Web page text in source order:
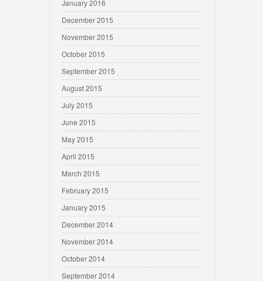
January 2016
December 2015
November 2015
October 2015
September 2015
August 2015
July 2015
June 2015
May 2015
April 2015
March 2015
February 2015
January 2015
December 2014
November 2014
October 2014
September 2014